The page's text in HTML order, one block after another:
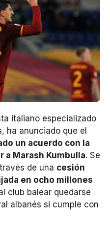
italiano especializado
ha anunciado que el
un acuerdo con la
a Marash Kumbulla. Se
de una cesión
en ocho millones
club balear quedarse
albanés si cumple con